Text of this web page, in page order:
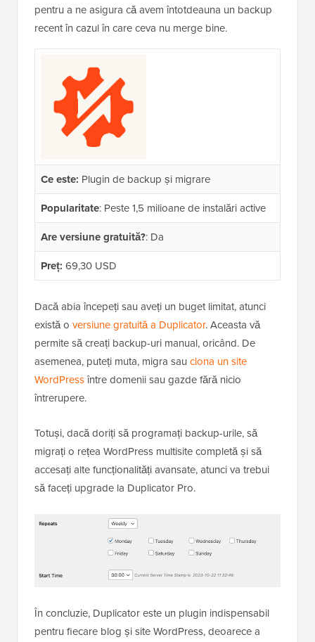
pentru a ne asigura că avem întotdeauna un backup
recent în cazul în care ceva nu merge bine.
Ce este: Plugin de backup și migrare
Popularitate: Peste 1,5 milioane de instalări active
Are versiune gratuită?: Da
Preț: 69,30 USD
Dacă abia începeți sau aveți un buget limitat, atunci
există o versiune gratuită a Duplicator. Aceasta vă
permite să creați backup-uri manual, oricând. De
asemenea, puteți muta, migra sau clona un site
WordPressîntre domenii sau gazde fără nicio
întrerupere.
Totuși, dacă doriți să programați backup-urile, să
migrați o rețea WordPress multisite completă și să
accesați alte funcționalități avansate, atunci va trebui
să faceți upgrade la Duplicator Pro.
În concluzie, Duplicator este un plugin indispensabil
pentru fiecare blog și site WordPress, deoarece a